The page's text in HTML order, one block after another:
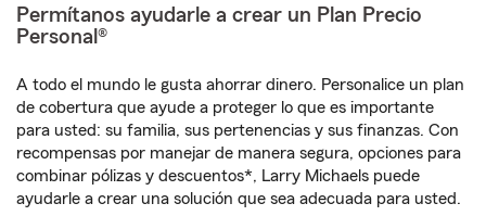
Permítanos ayudarle a crear un Plan Precio
Personal®
A todo el mundo le gusta ahorrar dinero. Personalice un plan
de cobertura que ayude a proteger lo que es importante
para usted: su familia, sus pertenencias y sus finanzas. Con
recompensas por manejar de manera segura, opciones para
combinar pólizas y descuentos*, Larry Michaels puede
ayudarle a crear una solución que sea adecuada para usted.